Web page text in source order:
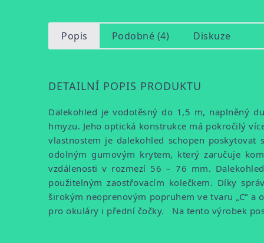
Popis Podobné (4) Diskuze
DETAILNÍ POPIS PRODUKTU
Dalekohled je vodotěsný do 1,5 m, naplněný
hmyzu. Jeho optická konstrukce má pokročilý
vlastnostem je dalekohled schopen
odolným gumovým krytem, který zaručuje
vzdálenosti v rozmezí 56 – 76 mm.
použitelným zaostřovacím kolečkem. Díky
širokým neoprenovým popruhem ve tvaru „C“
pro okuláry i přední čočky. Na tento výrobek